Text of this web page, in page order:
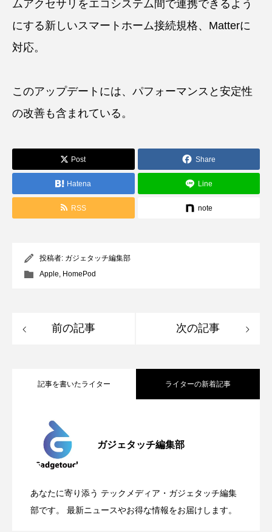
ムアクセサリをエコシステム間で連携できるよう
にする新しいスマートホーム接続規格、Matterに
対応。
このアップデートには、パフォーマンスと安定性
の改善も含まれている。
Post Share
Hatena Line
RSS note
投稿者: ガジェタッチ編集部
Apple HomePod
前の記事 次の記事
記事を書いたライター ライターの新着記事
ガジェタッチ編集部
あなたに寄り添う テックメディア・ガジェタッチ編集
部です。 最新ニュースやお得な情報をお届けします。
2026.05.04
登場
2026.04.24
Directに動いた理由、担当者も答えられな
2026.04.23 OpenMic Insight：AFEELA開発中止で見